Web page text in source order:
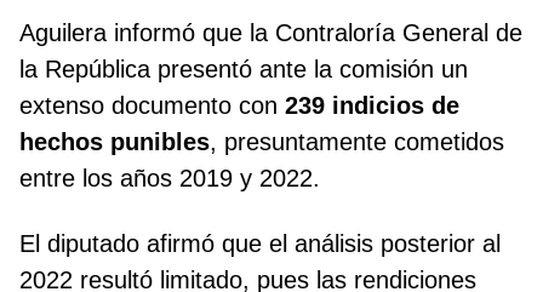
Aguilera informó que la Contraloría General de
la República presentó ante la comisión un
extenso documento con 239 indicios de
hechos punibles, presuntamente cometidos
entre los años 2019 y 2022.
El diputado afirmó que el análisis posterior al
2022 resultó limitado, pues las rendiciones